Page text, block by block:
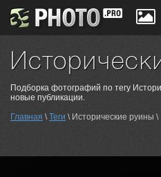
Подборка фотографий по тегу
новые публикации.
Главная \Теги \ Исторические руины \